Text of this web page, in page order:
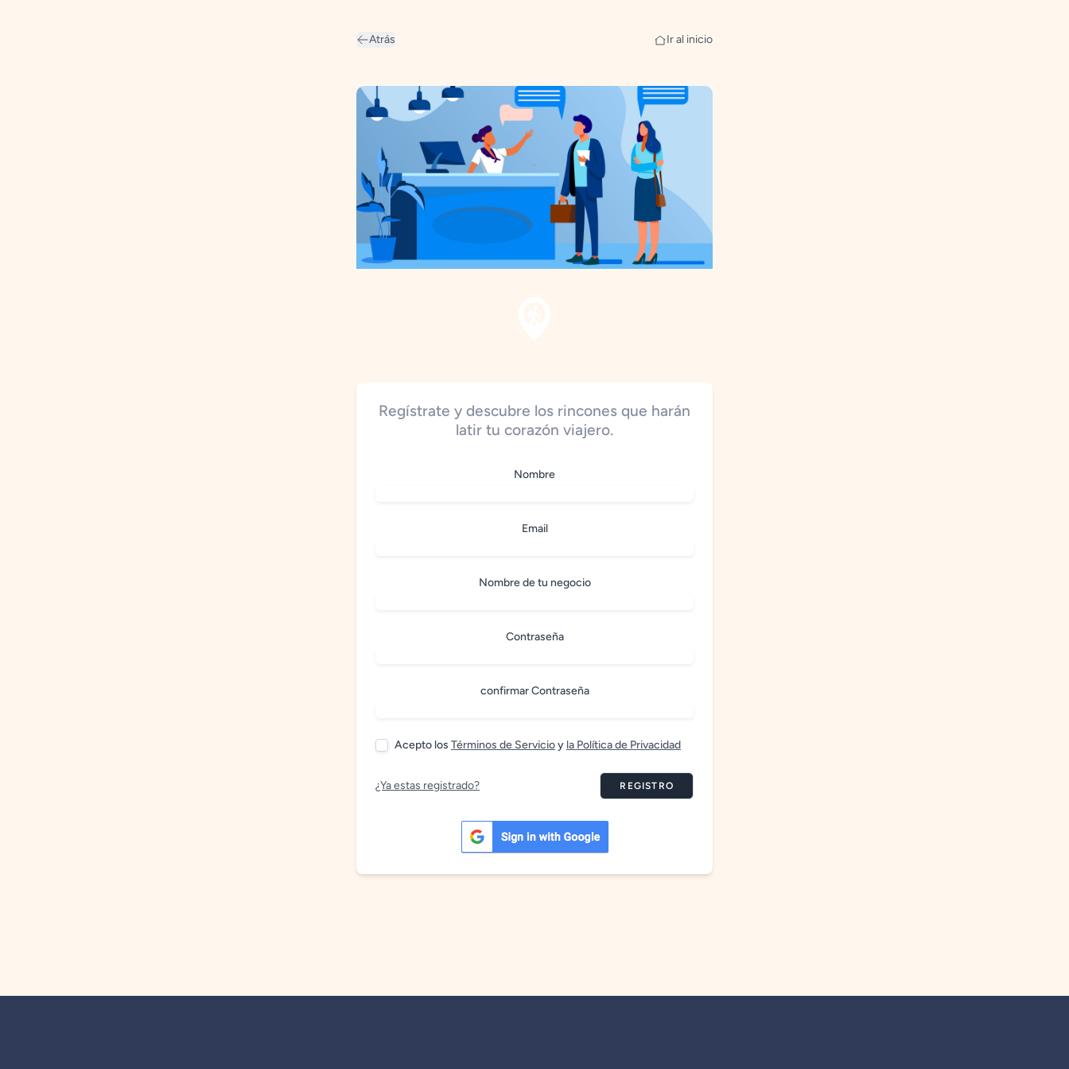
Atrás Ir al inicio
Regístrate y descubre los rincones que harán
latir tu corazón viajero.
Nombre
Email
Nombre de tu negocio
Contraseña
confirmar Contraseña
Acepto los Términos de Servicioy la Política de Privacidad
¿Ya estas registrado? REGISTRO